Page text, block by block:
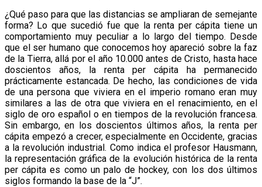
¿Qué paso para que las distancias se ampliaran de semejante
forma? Lo que sucedió fue que la renta per cápita tiene un
comportamiento muy peculiar a lo largo del tiempo. Desde
que el ser humano que conocemos hoy apareció sobre la faz
de la Tierra, allá por el año 10.000 antes de Cristo, hasta hace
doscientos años, la renta per cápita ha permanecido
prácticamente estancada. De hecho, las condiciones de vida
de una persona que viviera en el imperio romano eran muy
similares a las de otra que viviera en el renacimiento, en el
siglo de oro español o en tiempos de la revolución francesa.
Sin embargo, en los doscientos últimos años, la renta per
cápita empezó a crecer, especialmente en Occidente, gracias
a la revolución industrial. Como indica el profesor Hausmann,
la representación gráfica de la evolución histórica de la renta
per cápita es como un palo de hockey, con los dos últimos
siglos formando la base de la “J”.